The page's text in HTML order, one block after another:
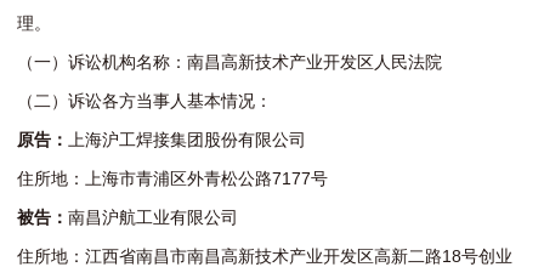
理。
（一）诉讼机构名称：南昌高新技术产业开发区人民法院
（二）诉讼各方当事人基本情况：
原告：
上海沪工焊接集团股份有限公司
住所地：上海市青浦区外青松公路7177号
被告： 南昌沪航工业有限公司
住所地：江西省南昌市南昌高新技术产业开发区高新二路18号创业